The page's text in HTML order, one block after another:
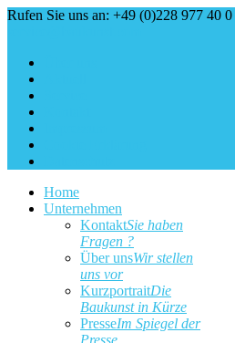
Rufen Sie uns an: +49 (0)228 977 40 0
Home
Unternehmen
KontaktSie haben
Fragen ?
Über unsWir stellen
uns vor
KurzportraitDie
Baukunst in Kürze
PresseIm Spiegel der
Presse